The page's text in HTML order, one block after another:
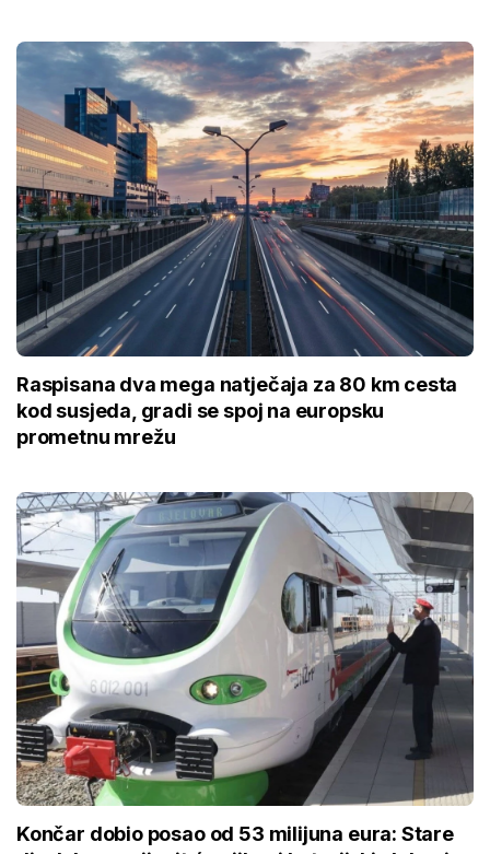
Raspisana dva mega natječaja za 80 km cesta
kod susjeda, gradi se spoj na europsku
prometnu mrežu
Končar dobio posao od 53 milijuna eura: Stare